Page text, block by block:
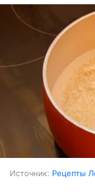
Источник: Рецепты